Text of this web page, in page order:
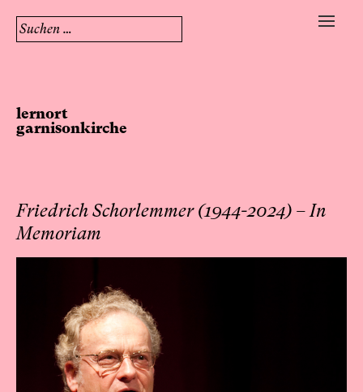
Suchen
nach:
lernort
garnisonkirche
Friedrich Schorlemmer (1944-2024) – In
Memoriam